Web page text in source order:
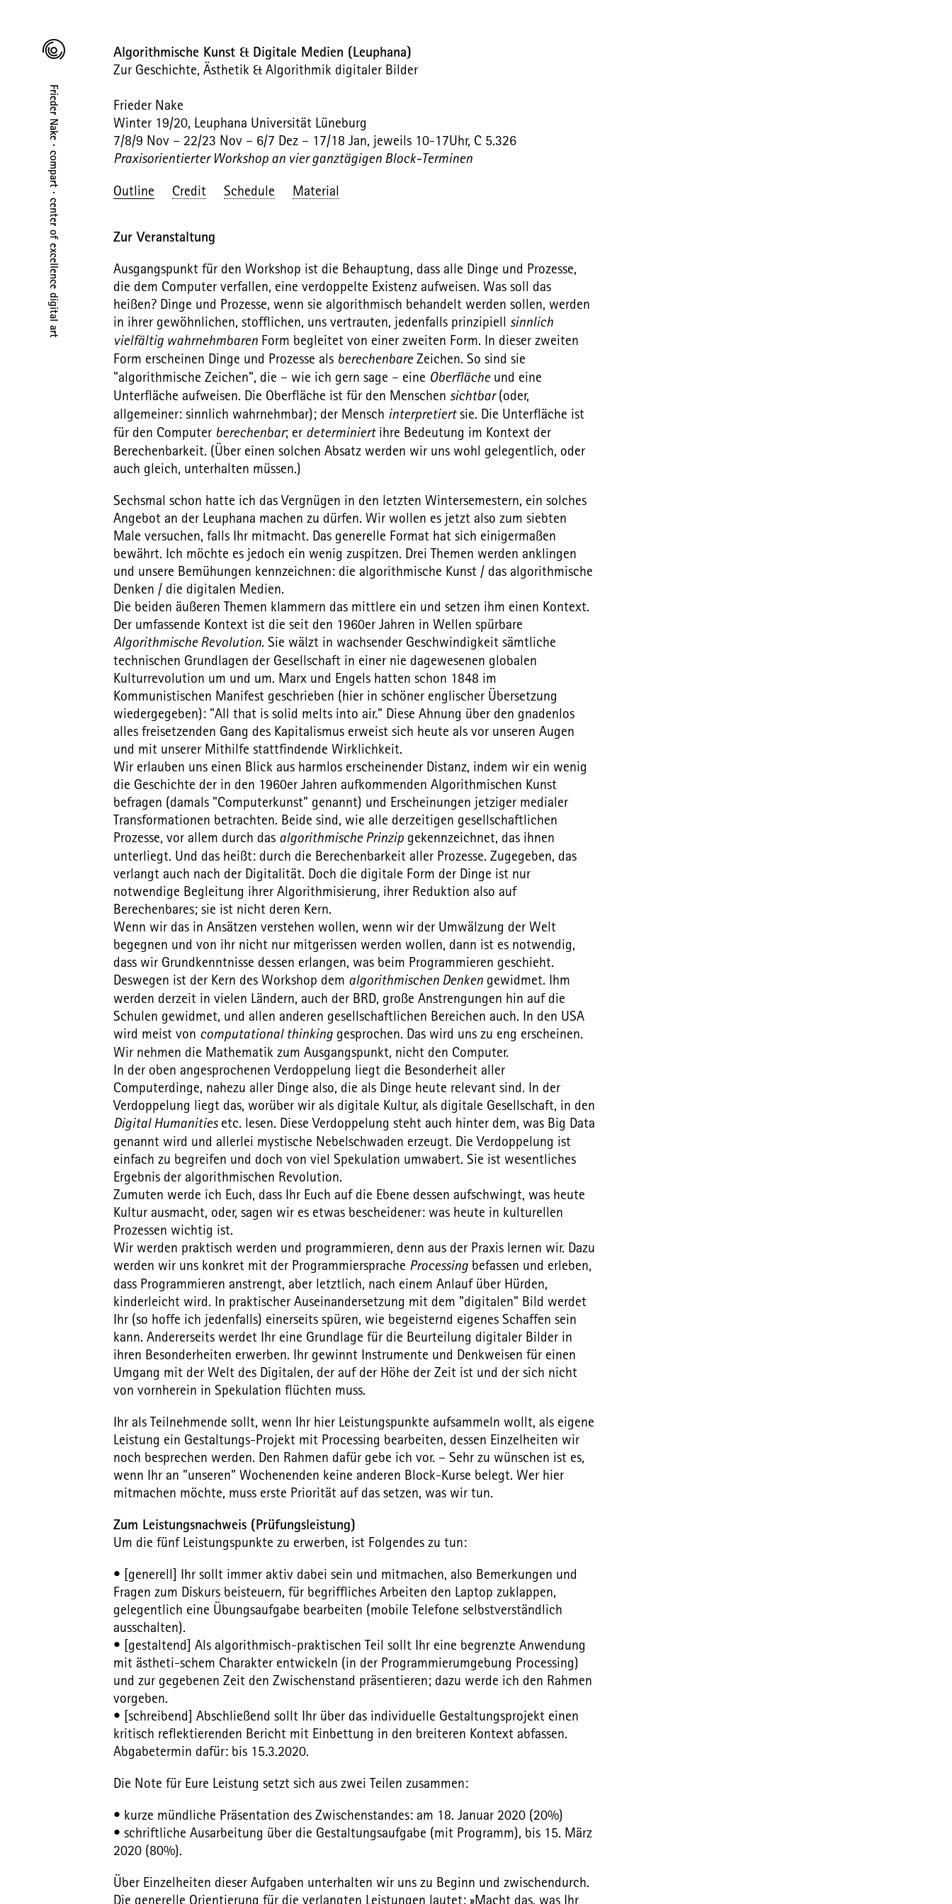
Frieder Nake · compart · center of excellence digital art
Algorithmische Kunst & Digitale Medien (Leuphana)
Zur Geschichte, Ästhetik & Algorithmik digitaler Bilder
Frieder Nake
Winter 19/20, Leuphana Universität Lüneburg
7/8/9 Nov – 22/23 Nov – 6/7 Dez – 17/18 Jan, jeweils 10-17Uhr, C 5.326
Praxisorientierter Workshop an vier ganztägigen Block-Terminen
Outline Credit Schedule Material
Zur Veranstaltung
Ausgangspunkt für den Workshop ist die Behauptung, dass alle Dinge und Prozesse,
die dem Computer verfallen, eine verdoppelte Existenz aufweisen. Was soll das
heißen? Dinge und Prozesse, wenn sie algorithmisch behandelt werden sollen, werden
in ihrer gewöhnlichen, stofflichen, uns vertrauten, jedenfalls prinzipiell sinnlich
vielfältig wahrnehmbaren Form begleitet von einer zweiten Form. In dieser zweiten
Form erscheinen Dinge und Prozesse als berechenbareZeichen. So sind sie
"algorithmische Zeichen", die – wie ich gern sage – eine Oberflächeund eine
Unterfläche aufweisen. Die Oberfläche ist für den Menschen sichtbar(oder,
allgemeiner: sinnlich wahrnehmbar); der Mensch interpretiertsie. Die Unterfläche ist
für den Computer berechenbar; er determiniertihre Bedeutung im Kontext der
Berechenbarkeit. (Über einen solchen Absatz werden wir uns wohl gelegentlich, oder
auch gleich, unterhalten müssen.)
Sechsmal schon hatte ich das Vergnügen in den letzten Wintersemestern, ein solches
Angebot an der Leuphana machen zu dürfen. Wir wollen es jetzt also zum siebten
Male versuchen, falls Ihr mitmacht. Das generelle Format hat sich einigermaßen
bewährt. Ich möchte es jedoch ein wenig zuspitzen. Drei Themen werden anklingen
und unsere Bemühungen kennzeichnen: die algorithmische Kunst / das algorithmische
Denken / die digitalen Medien.
Die beiden äußeren Themen klammern das mittlere ein und setzen ihm einen Kontext.
Der umfassende Kontext ist die seit den 1960er Jahren in Wellen spürbare
Algorithmische Revolution. Sie wälzt in wachsender Geschwindigkeit sämtliche
technischen Grundlagen der Gesellschaft in einer nie dagewesenen globalen
Kulturrevolution um und um. Marx und Engels hatten schon 1848 im
Kommunistischen Manifest geschrieben (hier in schöner englischer Übersetzung
wiedergegeben): "All that is solid melts into air." Diese Ahnung über den gnadenlos
alles freisetzenden Gang des Kapitalismus erweist sich heute als vor unseren Augen
und mit unserer Mithilfe stattfindende Wirklichkeit.
Wir erlauben uns einen Blick aus harmlos erscheinender Distanz, indem wir ein wenig
die Geschichte der in den 1960er Jahren aufkommenden Algorithmischen Kunst
befragen (damals "Computerkunst" genannt) und Erscheinungen jetziger medialer
Transformationen betrachten. Beide sind, wie alle derzeitigen gesellschaftlichen
Prozesse, vor allem durch das algorithmische Prinzip gekennzeichnet, das ihnen
unterliegt. Und das heißt: durch die Berechenbarkeit aller Prozesse. Zugegeben, das
verlangt auch nach der Digitalität. Doch die digitale Form der Dinge ist nur
notwendige Begleitung ihrer Algorithmisierung, ihrer Reduktion also auf
Berechenbares; sie ist nicht deren Kern.
Wenn wir das in Ansätzen verstehen wollen, wenn wir der Umwälzung der Welt
begegnen und von ihr nicht nur mitgerissen werden wollen, dann ist es notwendig,
dass wir Grundkenntnisse dessen erlangen, was beim Programmieren geschieht.
Deswegen ist der Kern des Workshop dem algorithmischen Denken gewidmet. Ihm
werden derzeit in vielen Ländern, auch der BRD, große Anstrengungen hin auf die
Schulen gewidmet, und allen anderen gesellschaftlichen Bereichen auch. In den USA
wird meist von computational thinking gesprochen. Das wird uns zu eng erscheinen.
Wir nehmen die Mathematik zum Ausgangspunkt, nicht den Computer.
In der oben angesprochenen Verdoppelung liegt die Besonderheit aller
Computerdinge, nahezu aller Dinge also, die als Dinge heute relevant sind. In der
Verdoppelung liegt das, worüber wir als digitale Kultur, als digitale Gesellschaft, in den
Digital Humanitiesetc. lesen. Diese Verdoppelung steht auch hinter dem, was Big Data
genannt wird und allerlei mystische Nebelschwaden erzeugt. Die Verdoppelung ist
einfach zu begreifen und doch von viel Spekulation umwabert. Sie ist wesentliches
Ergebnis der algorithmischen Revolution.
Zumuten werde ich Euch, dass Ihr Euch auf die Ebene dessen aufschwingt, was heute
Kultur ausmacht, oder, sagen wir es etwas bescheidener: was heute in kulturellen
Prozessen wichtig ist.
Wir werden praktisch werden und programmieren, denn aus der Praxis lernen wir. Dazu
werden wir uns konkret mit der Programmiersprache Processing befassen und erleben,
dass Programmieren anstrengt, aber letztlich, nach einem Anlauf über Hürden,
kinderleicht wird. In praktischer Auseinandersetzung mit dem "digitalen" Bild werdet
Ihr (so hoffe ich jedenfalls) einerseits spüren, wie begeisternd eigenes Schaffen sein
kann. Andererseits werdet Ihr eine Grundlage für die Beurteilung digitaler Bilder in
ihren Besonderheiten erwerben. Ihr gewinnt Instrumente und Denkweisen für einen
Umgang mit der Welt des Digitalen, der auf der Höhe der Zeit ist und der sich nicht
von vornherein in Spekulation flüchten muss.
Ihr als Teilnehmende sollt, wenn Ihr hier Leistungspunkte aufsammeln wollt, als eigene
Leistung ein Gestaltungs-Projekt mit Processing bearbeiten, dessen Einzelheiten wir
noch besprechen werden. Den Rahmen dafür gebe ich vor. – Sehr zu wünschen ist es,
wenn Ihr an "unseren" Wochenenden keine anderen Block-Kurse belegt. Wer hier
mitmachen möchte, muss erste Priorität auf das setzen, was wir tun.
Zum Leistungsnachweis (Prüfungsleistung)
Um die fünf Leistungspunkte zu erwerben, ist Folgendes zu tun:
• [generell] Ihr sollt immer aktiv dabei sein und mitmachen, also Bemerkungen und
Fragen zum Diskurs beisteuern, für begriffliches Arbeiten den Laptop zuklappen,
gelegentlich eine Übungsaufgabe bearbeiten (mobile Telefone selbstverständlich
ausschalten).
• [gestaltend] Als algorithmisch-praktischen Teil sollt Ihr eine begrenzte Anwendung
mit ästheti-schem Charakter entwickeln (in der Programmierumgebung Processing)
und zur gegebenen Zeit den Zwischenstand präsentieren; dazu werde ich den Rahmen
vorgeben.
• [schreibend] Abschließend sollt Ihr über das individuelle Gestaltungsprojekt einen
kritisch reflektierenden Bericht mit Einbettung in den breiteren Kontext abfassen.
Abgabetermin dafür: bis 15.3.2020.
Die Note für Eure Leistung setzt sich aus zwei Teilen zusammen:
• kurze mündliche Präsentation des Zwischenstandes: am 18. Januar 2020 (20%)
• schriftliche Ausarbeitung über die Gestaltungsaufgabe (mit Programm), bis 15. März
2020 (80%).
Über Einzelheiten dieser Aufgaben unterhalten wir uns zu Beginn und zwischendurch.
Die generelle Orientierung für die verlangten Leistungen lautet: »Macht das, was Ihr